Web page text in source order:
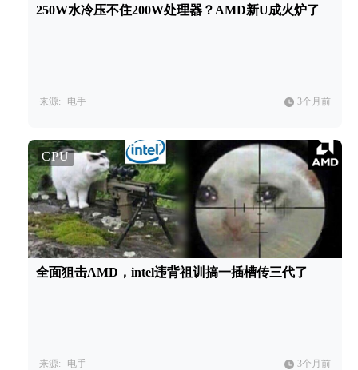
250W水冷压不住200W处理器？AMD新U成火炉了
来源: 电手 3个月前
CPU
全面狙击AMD，intel违背祖训搞一插槽传三代了
来源: 电手 3个月前